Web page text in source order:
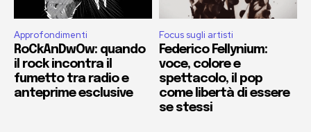
Approfondimenti
RoCkAnDwOw: quando
il rock incontra il
fumetto tra radio e
anteprime esclusive
Focus sugli artisti
Federico Fellynium:
voce, colore e
spettacolo, il pop
come libertà di essere
se stessi